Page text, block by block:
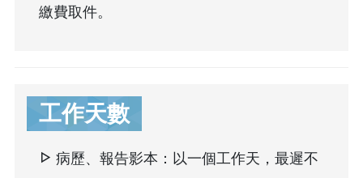
繳費取件。
工作天數
病歷、報告影本：以一個工作天，最遲不